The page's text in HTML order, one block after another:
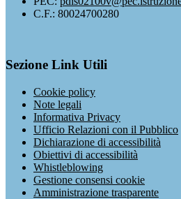
C.F.: 80024700280
Sezione Link Utili
Cookie policy
Note legali
Informativa Privacy
Ufficio Relazioni con il Pubblico
Dichiarazione di accessibilità
Obiettivi di accessibilità
Whistleblowing
Gestione consensi cookie
Amministrazione trasparente